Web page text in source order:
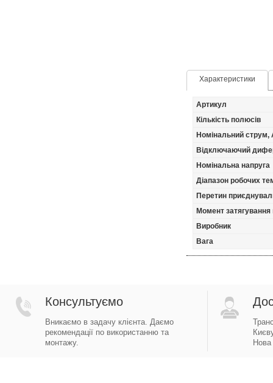
Характеристики
Артикул
Кількість полюсів
Номінальний струм,
Відключаючий
Номінальна напруга
Діапазон робочих
Перетин
Момент затягування
Виробник
Вага
Консультуємо
Вникаємо в задачу клієнта. Даємо
рекомендації по використанню та
монтажу.